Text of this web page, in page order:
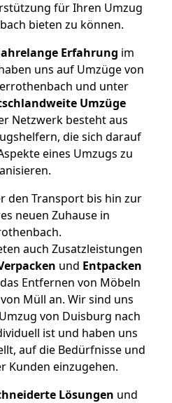
für Ihren Umzug
bieten zu können.
Erfahrung im
uns auf Umzüge von
und unter
Umzüge
Netzwerk besteht aus
die sich darauf
eines Umzugs zu
den Transport bis hin zur
neuen Zuhause in
auch Zusatzleistungen
und Entpacken
Entfernen von Möbeln
Müll an. Wir sind uns
von Duisburg nach
ist und haben uns
auf die Bedürfnisse und
Kunden einzugehen.
Lösungen und